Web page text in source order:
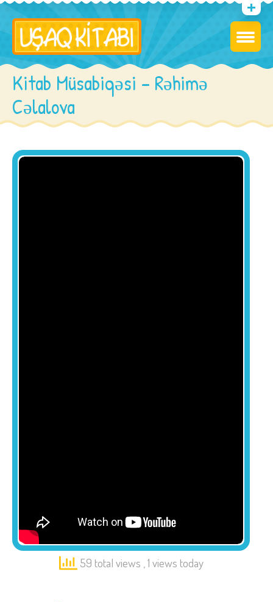
Kitab Müsabiqəsi – Rəhimə
Cəlalova
59 total views , 1 views today